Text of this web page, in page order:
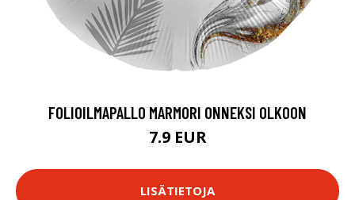
FOLIOILMAPALLO MARMORI ONNEKSI OLKOON
7.9 EUR
LISÄTIETOJA